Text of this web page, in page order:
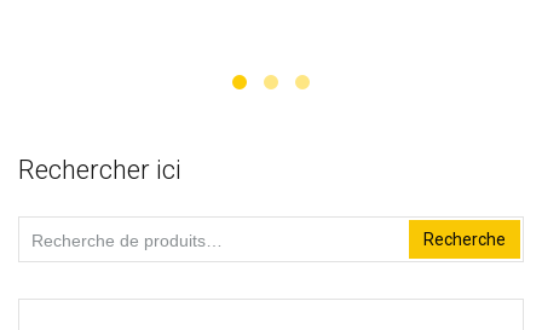
Rechercher ici
Recherche
pour :
Recherche